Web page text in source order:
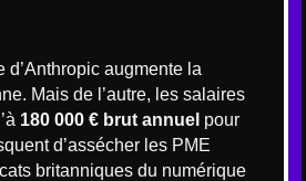
d’Anthropic augmente la
Mais de l’autre, les salaires
180 000 € brut annuel pour
d’assécher les PME
britanniques du numérique